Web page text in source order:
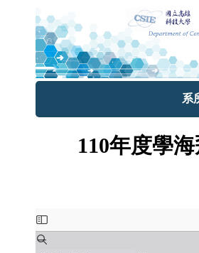
系
110年度學